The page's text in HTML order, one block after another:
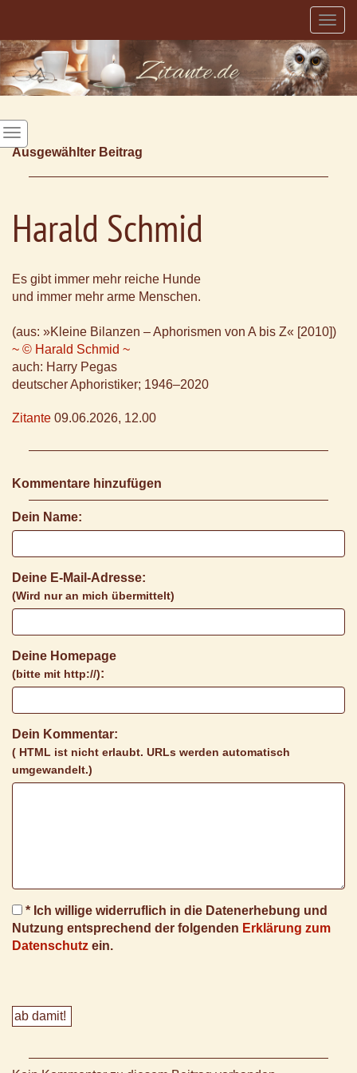
Ausgewählter Beitrag
Harald Schmid
Es gibt immer mehr reiche Hunde
und immer mehr arme Menschen.
(aus: »Kleine Bilanzen – Aphorismen von A bis Z« [2010])
~ © Harald Schmid ~
auch: Harry Pegas
deutscher Aphoristiker; 1946–2020
Zitante 09.06.2026, 12.00
Kommentare hinzufügen
Dein Name:
Deine E-Mail-Adresse:
(Wird nur an mich übermittelt)
Deine Homepage
(bitte mit http://):
Dein Kommentar:
( HTML ist nicht erlaubt. URLs werden automatisch
umgewandelt.)
* Ich willige widerruflich in die Datenerhebung und
Nutzung entsprechend der folgenden Erklärung zum
Datenschutz ein.